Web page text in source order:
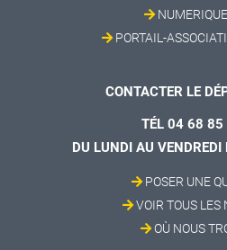
PORTAIL-
CONTACTER LE
TÉL 04 68
DU LUNDI AU
POSER UNE
VOIR TOUS LES
OÙ NOUS